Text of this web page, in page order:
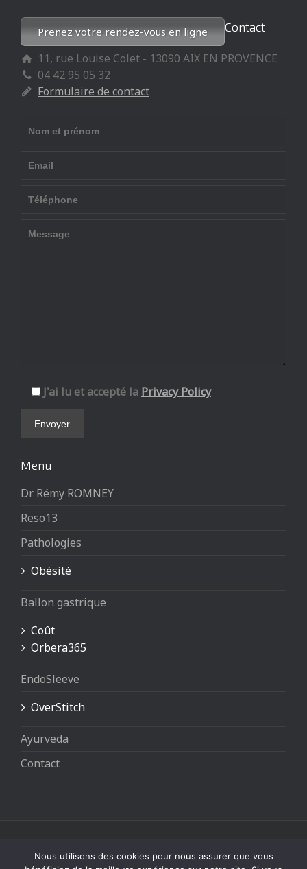
Prenez votre rendez-vous en ligne Contact
11, rue Louise Colet - 13090 AIX EN PROVENCE
04 42 95 05 32
Formulaire de contact
J'ai lu et accepté la Privacy Policy
Menu
Dr Rémy ROMNEY
Reso13
Pathologies
Obésité
Ballon gastrique
Coût
Orbera365
EndoSleeve
OverStitch
Ayurveda
Contact
Enterologue - VAT 880 003 017
Nous utilisons des cookies pour nous assurer que vous